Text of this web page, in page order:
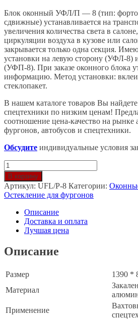
Блок оконный УФЛ/П — 8 (тип:
сдвижные) устанавливается на
увеличения количества света в
циркуляции воздуха в кузове или
закрывается только одна секция.
установки на левую сторону (УФЛ-8)
(УФП-8). При заказе оконного блока
информацию. Метод установки:
стеклопакет.
В нашем каталоге товаров Вы найдете
спецтехники по низким ценам!
соотношение цена-качество на рынке
фургонов, автобусов и спецтехники.
Обсудите индивидуальные условия
Количество
товара
Блок
оконный
УФЛ/
В корзину
Артикул: UFL/P-8 Категории:
Остекление для фургонов
Описание
Доставка и оплата
Лучшая цена
Описание
Размер
1390 *
Материал
Применение